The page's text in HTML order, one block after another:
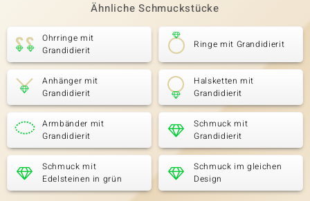
Ähnliche Schmuckstücke
Ohrringe mit
Grandidierit
Ringe mit Grandidierit
Anhänger mit
Grandidierit
Halsketten mit
Grandidierit
Armbänder mit
Grandidierit
Schmuck mit
Grandidierit
Schmuck mit
Edelsteinen in grün
Schmuck im gleichen
Design